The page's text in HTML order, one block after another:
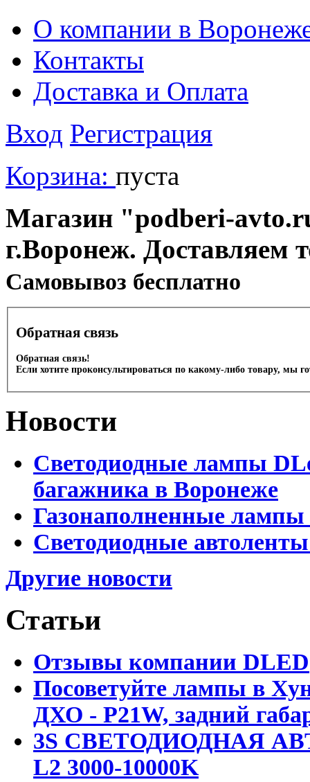
О компании в
Контакты
Доставка и Оплата
Вход Регистрация
Корзина: пуста
Магазин "podberi-
г.Воронеж. Доставляем
Cамовывоз бесплатно
Обратная связь
Обратная связь!
Если хотите проконсультироваться по какому-либо товару, мы
Новости
Светодиодные лампы
багажника в Воронеже
Газонаполненные
Светодиодные
Другие новости
Статьи
Отзывы компании DLED
Посоветуйте лампы в
ДХО - P21W, задний
3S СВЕТОДИОДНАЯ
L2 3000-10000K